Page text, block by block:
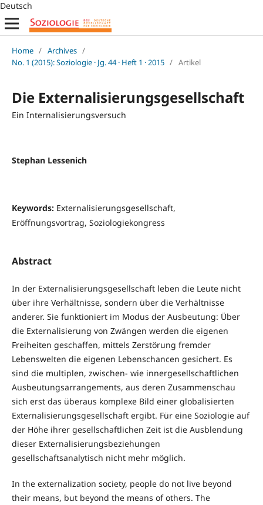
Deutsch
Home / Archives /
No. 1 (2015): Soziologie · Jg. 44 · Heft 1 · 2015 / Artikel
Die Externalisierungsgesellschaft
Ein Internalisierungsversuch
Stephan Lessenich
Keywords: Externalisierungsgesellschaft,
Eröffnungsvortrag, Soziologiekongress
Abstract
In der Externalisierungsgesellschaft leben die Leute nicht
über ihre Verhältnisse, sondern über die Verhältnisse
anderer. Sie funktioniert im Modus der Ausbeutung: Über
die Externalisierung von Zwängen werden die eigenen
Freiheiten geschaffen, mittels Zerstörung fremder
Lebenswelten die eigenen Lebenschancen gesichert. Es
sind die multiplen, zwischen- wie innergesellschaftlichen
Ausbeutungsarrangements, aus deren Zusammenschau
sich erst das überaus komplexe Bild einer globalisierten
Externalisierungsgesellschaft ergibt. Für eine Soziologie auf
der Höhe ihrer gesellschaftlichen Zeit ist die Ausblendung
dieser Externalisierungsbeziehungen
gesellschaftsanalytisch nicht mehr möglich.
In the externalization society, people do not live beyond
their means, but beyond the means of others. The